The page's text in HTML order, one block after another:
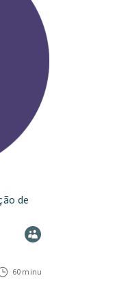
de
60 minutos